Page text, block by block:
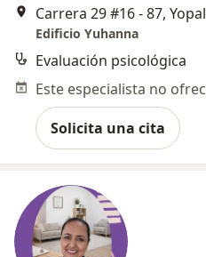
Carrera 29 #16 - 87, Yopal
Edificio Yuhanna
Evaluación psicológica
Solicita una cita